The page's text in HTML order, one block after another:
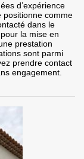
d’expérience
positionne comme
dans le
la mise en
prestation
sont parmi
prendre contact
engagement.